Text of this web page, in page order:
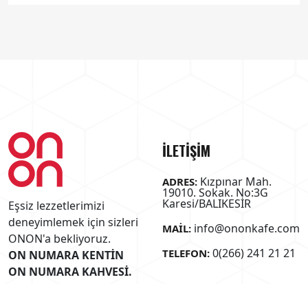
Eşsiz lezzetlerimizi
deneyimlemek için sizleri
ONON'a bekliyoruz.
ON NUMARA KENTİN
ON NUMARA KAHVESİ.
İLETİŞİM
ADRES: Kızpınar Mah.
19010. Sokak. No:3G
Karesi/BALIKESİR
MAIL: info@ononkafe.com
TELEFON: 0(266) 241 21 21